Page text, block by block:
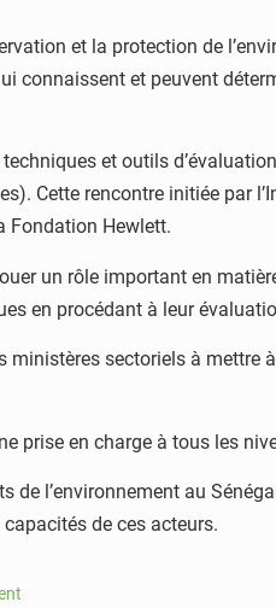
et la protection de
connaissent et peuvent
et outils
Cette rencontre initiée par
Fondation Hewlett.
un rôle important en
en procédant à leur
ministères sectoriels à mettre
prise en charge à tous les
de l’environnement au
de ces acteurs.